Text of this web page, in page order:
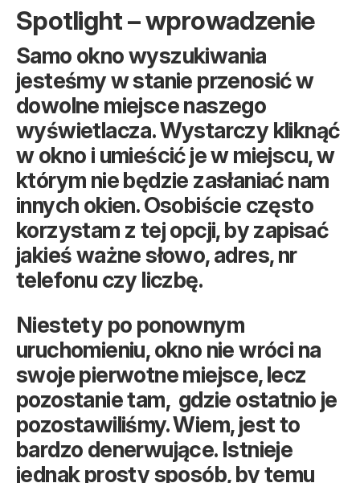
Spotlight – wprowadzenie
Samo okno wyszukiwania
jesteśmy w stanie przenosić w
dowolne miejsce naszego
wyświetlacza. Wystarczy kliknąć
w okno i umieścić je w miejscu, w
którym nie będzie zasłaniać nam
innych okien. Osobiście często
korzystam z tej opcji, by zapisać
jakieś ważne słowo, adres, nr
telefonu czy liczbę.
Niestety po ponownym
uruchomieniu, okno nie wróci na
swoje pierwotne miejsce, lecz
pozostanie tam, gdzie ostatnio je
pozostawiliśmy. Wiem, jest to
bardzo denerwujące. Istnieje
jednak prosty sposób, by temu